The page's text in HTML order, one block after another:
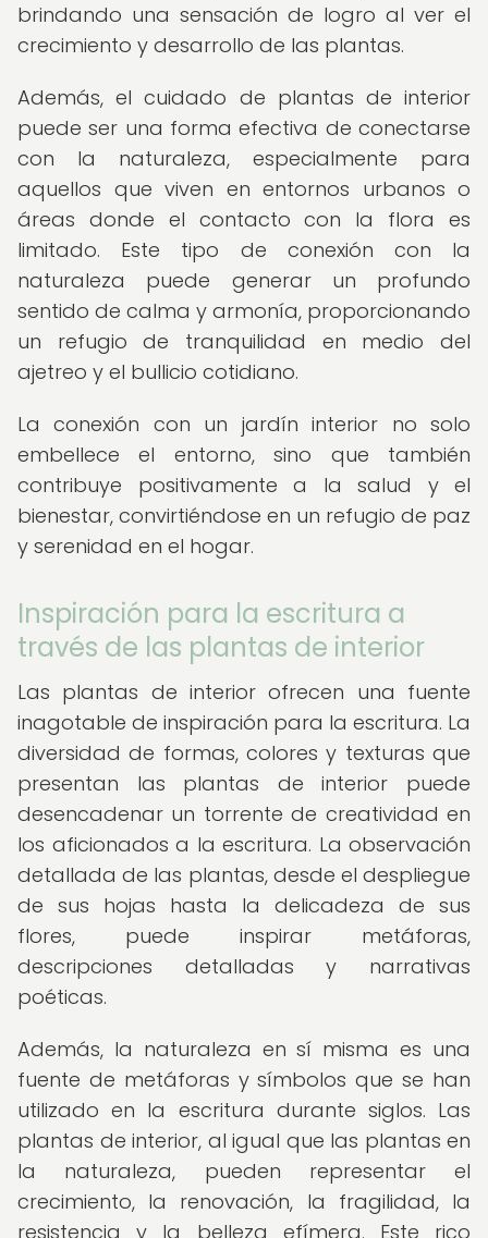
brindando una sensación de logro al ver el
crecimiento y desarrollo de las plantas.
Además, el cuidado de plantas de interior
puede ser una forma efectiva de conectarse
con la naturaleza, especialmente para
aquellos que viven en entornos urbanos o
áreas donde el contacto con la flora es
limitado. Este tipo de conexión con la
naturaleza puede generar un profundo
sentido de calma y armonía, proporcionando
un refugio de tranquilidad en medio del
ajetreo y el bullicio cotidiano.
La conexión con un jardín interior no solo
embellece el entorno, sino que también
contribuye positivamente a la salud y el
bienestar, convirtiéndose en un refugio de paz
y serenidad en el hogar.
Inspiración para la escritura a
través de las plantas de interior
Las plantas de interior ofrecen una fuente
inagotable de inspiración para la escritura. La
diversidad de formas, colores y texturas que
presentan las plantas de interior puede
desencadenar un torrente de creatividad en
los aficionados a la escritura. La observación
detallada de las plantas, desde el despliegue
de sus hojas hasta la delicadeza de sus
flores, puede inspirar metáforas,
descripciones detalladas y narrativas
poéticas.
Además, la naturaleza en sí misma es una
fuente de metáforas y símbolos que se han
utilizado en la escritura durante siglos. Las
plantas de interior, al igual que las plantas en
la naturaleza, pueden representar el
crecimiento, la renovación, la fragilidad, la
resistencia y la belleza efímera. Este rico